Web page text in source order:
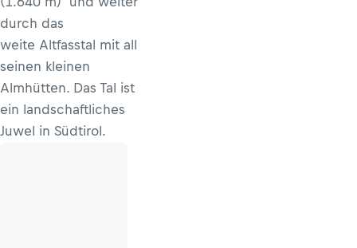
durch das
weite Altfasstal mit all
seinen kleinen
Almhütten. Das Tal ist
ein landschaftliches
Juwel in Südtirol.